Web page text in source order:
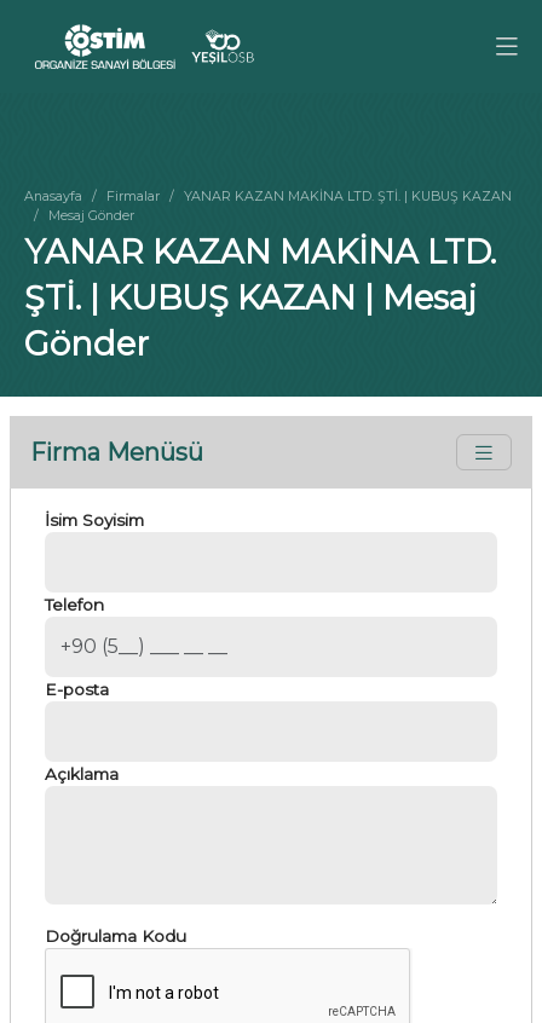
Anasayfa Firmalar
YANAR KAZAN MAKİNA LTD. ŞTİ. | KUBUŞ KAZAN
Mesaj Gönder
YANAR KAZAN MAKİNA LTD.
ŞTİ. | KUBUŞ KAZAN | Mesaj
Gönder
Firma Menüsü
İsim Soyisim
Telefon
E-posta
Açıklama
Doğrulama Kodu